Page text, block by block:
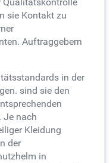
sie Kontakt zu
Auftraggebern
in der
sind sie den
Je nach
Kleidung
der
in